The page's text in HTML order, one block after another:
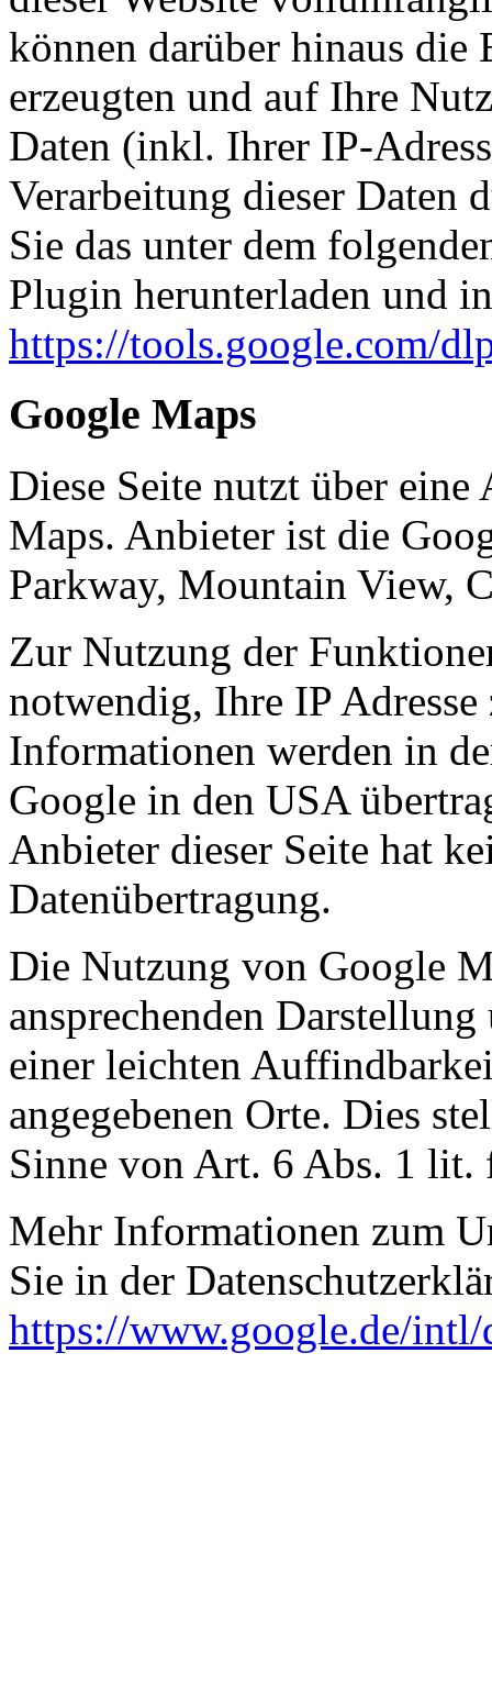
können darüber hinaus die
erzeugten und auf Ihre
Daten (inkl. Ihrer IP-
Verarbeitung dieser Daten
Sie das unter dem
Plugin herunterladen und
https://tools.google.com/
Google Maps
Diese Seite nutzt über
Maps. Anbieter ist die
Parkway, Mountain View,
Zur Nutzung der
notwendig, Ihre IP Adresse
Informationen werden in
Google in den USA
Anbieter dieser Seite hat
Datenübertragung.
Die Nutzung von Google
ansprechenden
einer leichten
angegebenen Orte. Dies
Sinne von Art. 6 Abs. 1 lit.
Mehr Informationen zum
Sie in der
https://www.google.de/